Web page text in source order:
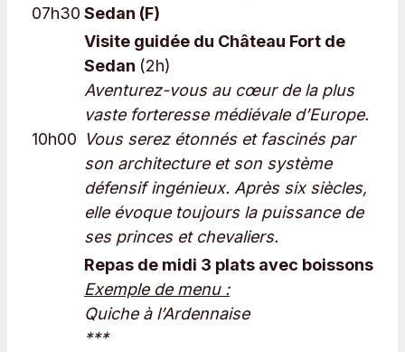
07h30 Sedan (F)
10h00
Visite guidée du Château Fort de
Sedan (2h)
Aventurez-vous au cœur de la plus
vaste forteresse médiévale d’Europe.
Vous serez étonnés et fascinés par
son architecture et son système
défensif ingénieux. Après six siècles,
elle évoque toujours la puissance de
ses princes et chevaliers.
Repas de midi 3 plats avec boissons
Exemple de menu :
Quiche à l’Ardennaise
***